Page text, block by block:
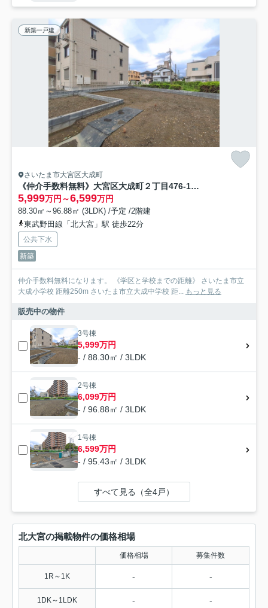
新築一戸建
さいたま市大宮区大成町
《仲介手数料無料》大宮区大成町２丁目476-1新築一戸建て
5,999万円～6,599万円
88.30㎡～96.88㎡ (3LDK) /予定 /2階建
東武野田線「北大宮」駅 徒歩22分
公共下水
新築
仲介手数料無料になります。 《学区と学校までの距離》 さいたま市立
大成小学校 距離250m さいたま市立大成中学校 距... もっと見る
販売中の物件
3号棟
5,999万円
- / 88.30㎡ / 3LDK
2号棟
6,099万円
- / 96.88㎡ / 3LDK
1号棟
6,599万円
- / 95.43㎡ / 3LDK
すべて見る（全4戸）
北大宮の掲載物件の価格相場
価格相場 募集件数
1R～1K - -
1DK～1LDK - -